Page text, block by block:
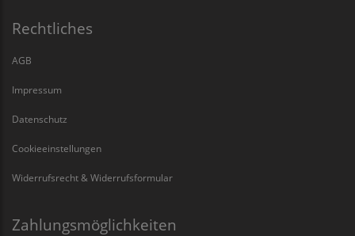
Rechtliches
AGB
Impressum
Datenschutz
Cookieeinstellungen
Widerrufsrecht & Widerrufsformular
Zahlungsmöglichkeiten